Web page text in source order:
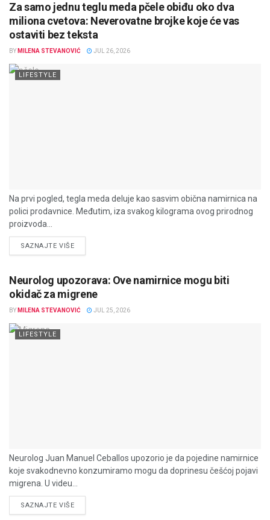
Za samo jednu teglu meda pčele obiđu oko dva
miliona cvetova: Neverovatne brojke koje će vas
ostaviti bez teksta
BY MILENA STEVANOVIĆ JUL 26, 2026
LIFESTYLE
Na prvi pogled, tegla meda deluje kao sasvim obična namirnica na
polici prodavnice. Međutim, iza svakog kilograma ovog prirodnog
proizvoda...
SAZNAJTE VIŠEDETAILS
Neurolog upozorava: Ove namirnice mogu biti
okidač za migrene
BY MILENA STEVANOVIĆ JUL 25, 2026
LIFESTYLE
Neurolog Juan Manuel Ceballos upozorio je da pojedine namirnice
koje svakodnevno konzumiramo mogu da doprinesu češćoj pojavi
migrena. U videu...
SAZNAJTE VIŠEDETAILS